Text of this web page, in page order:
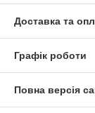
Доставка та
Графік роботи
Повна версія